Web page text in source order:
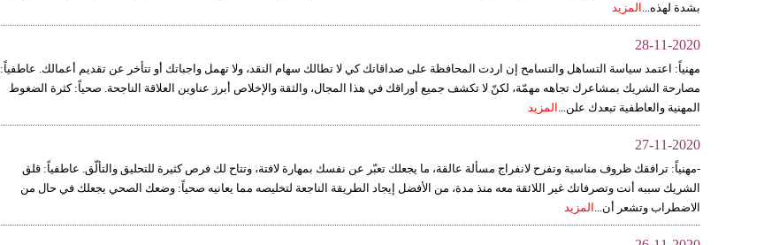
بشدة لهذه... المزيد
28-11-2020
مهنياً: اعتمد سياسة التساهل والتسامح إن اردت المحافظة على صداقاتك كي لا تطالك سهام النقد، ولا تهمل واجباتك أو تتأخر عن تقديم أعمالك. عاطفياً:
مصارحة الشريك بمشاعرك تجاهه مهمّة، لكنّ لا تكشف جميع أوراقك في هذا المجال، والثقة والإخلاص أبرز عناوين العلاقة الناجحة. صحياً: كثرة الضغوط
المهنية والعاطفية تبعدك علن... المزيد
27-11-2020
-مهنياً: ترافقك ظروف مناسبة وتفرح لانفراج مسألة عالقة، ما يجعلك تعبّر عن نفسك بمهارة لافتة، وتتاح لك فرص كثيرة للتحليق والتألّق. عاطفياً: قلق
الشريك سببه أنت وتصرفاتك غير اللائقة معه منذ مدة، من الأفضل إيجاد الطريقة الناجعة لتخليصه مما يعانيه صحياً: وضعك الصحي يجعلك في حال من
الاضطراب وتشعر أن... المزيد